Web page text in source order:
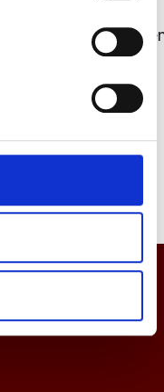
alternativt
ägande
namn.